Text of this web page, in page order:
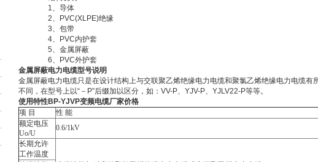
1、导体
2、PVC(XLPE)绝缘
3、包带
4、PVC内护套
5、金属屏蔽
6、PVC外护套
金属屏蔽电力电缆型号说明
金属屏蔽电力电缆只是在设计结构上与交联聚乙烯绝缘电力电缆和聚氯乙烯绝缘电力电缆有
不同，在型号上以“－P”后缀加以区分，如：VV-P、YJV-P、YJLV22-P等等。
使用特性BP-YJVP变频电缆厂家价格
项 目
性 能
额定电压
Uo/U
0.6/1kV
长期允许
工作温度